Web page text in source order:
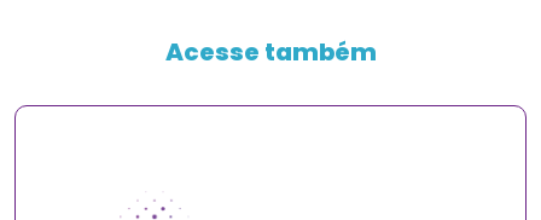
Acesse também